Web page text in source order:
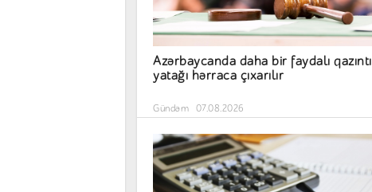
Azərbaycanda daha bir faydalı qazıntı
yatağı hərraca çıxarılır
Gündəm 07.08.2026